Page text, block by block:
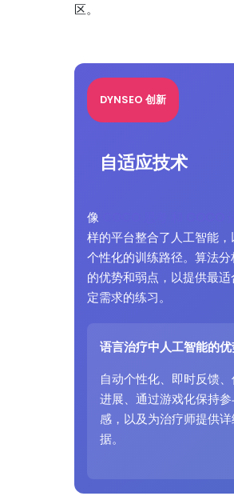
区。
DYNSEO 创新
自适应技术
像
样的平台整合了人工智能
个性化的训练路径。算法
的优势和弱点，以提供最
定需求的练习。
语言治疗中人工智能的优
自动个性化、即时反馈
进展、通过游戏化保持
感，以及为治疗师提供
据。